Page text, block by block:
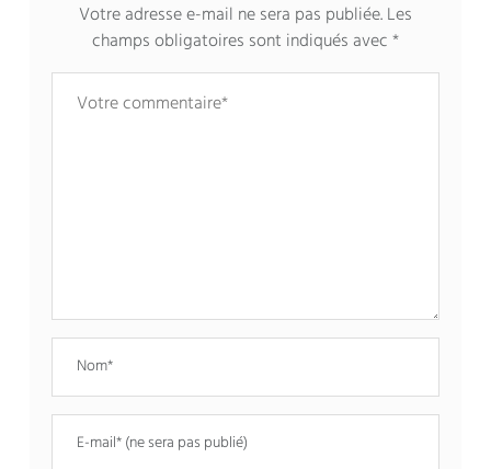
Votre adresse e-mail ne sera pas publiée.Les
champs obligatoires sont indiqués avec*